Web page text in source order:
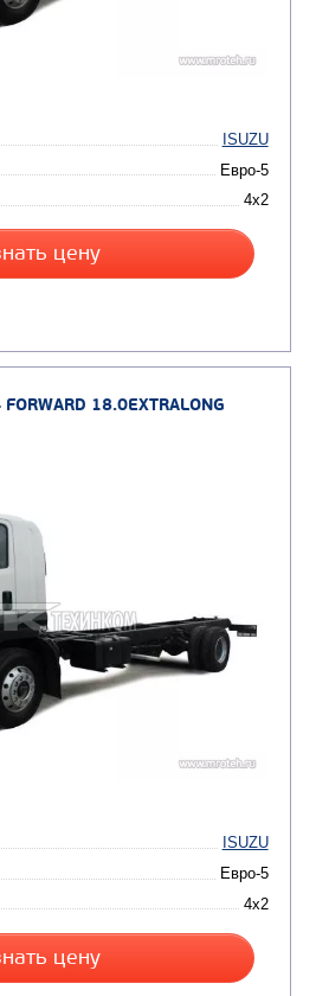
Узнать цену
GIGA 6X4 NORMAL